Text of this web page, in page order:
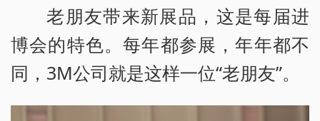
老朋友带来新展品，这是每届进
博会的特色。每年都参展，年年都不
同，3M公司就是这样一位“老朋友”。